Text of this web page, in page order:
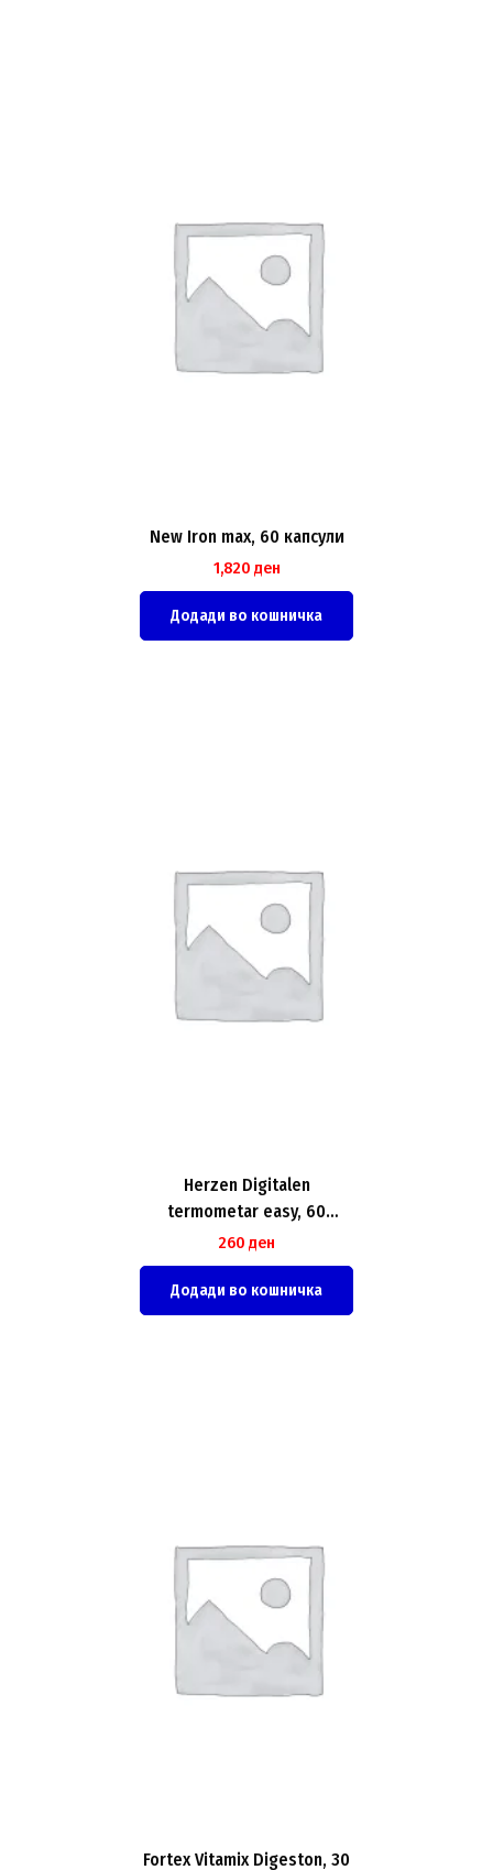
New Iron max, 60 капсули
1,820 ден
Додади во кошничка
Herzen Digitalen
termometar easy, 60
секунди
260 ден
Додади во кошничка
Fortex Vitamix Digeston, 30